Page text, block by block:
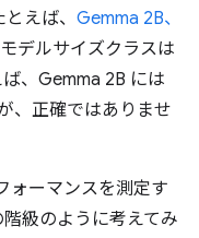
えば、 Gemma 2B、
デルサイズクラスは
、Gemma 2B には
、正確ではありませ
ォーマンスを測定す
級のように考えてみ